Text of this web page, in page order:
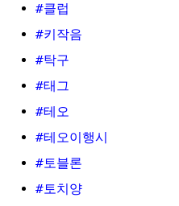
#클럽
#키작음
#탁구
#태그
#테오
#테오이행시
#토블론
#토치양